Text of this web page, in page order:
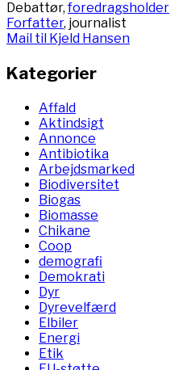
Debattør,foredragsholder
Forfatter, journalist
Mail til Kjeld Hansen
Kategorier
Affald
Aktindsigt
Annonce
Antibiotika
Arbejdsmarked
Biodiversitet
Biogas
Biomasse
Chikane
Coop
demografi
Demokrati
Dyr
Dyrevelfærd
Elbiler
Energi
Etik